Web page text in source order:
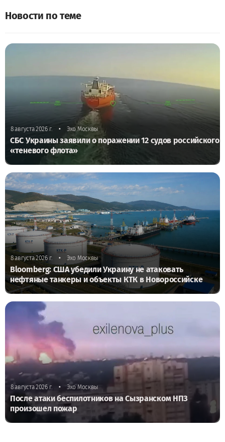
Новости по теме
8 августа 2026 г. • Эхо Москвы
СБС Украины заявили о поражении 12 судов российского
«теневого флота»
8 августа 2026 г. • Эхо Москвы
Bloomberg: США убедили Украину не атаковать
нефтяные танкеры и объекты КТК в Новороссийске
8 августа 2026 г. • Эхо Москвы
После атаки беспилотников на Сызранском НПЗ
произошел пожар